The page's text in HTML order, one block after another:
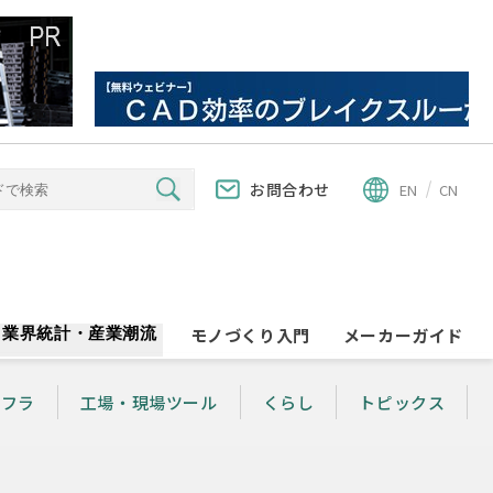
お問合わせ EN CN
業界統計・産業潮流 モノづくり入門 メーカーガイド
ラ 工場・現場ツール くらし トピックス